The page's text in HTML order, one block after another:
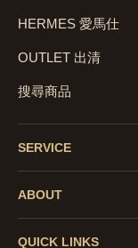
HERMES 愛馬仕
OUTLET 出清
搜尋商品
SERVICE
ABOUT
QUICK LINKS